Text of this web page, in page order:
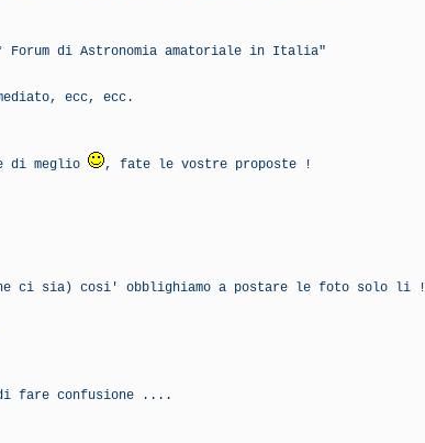
di Astronomia amatoriale in Italia"
ecc, ecc.
di meglio
, fate le vostre proposte !
ci sia) cosi' obblighiamo a postare le foto solo li !
fare confusione ....